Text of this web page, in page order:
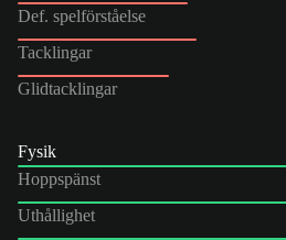
Def. spelförståelse
Tacklingar
Glidtacklingar
Fysik
Hoppspänst
Uthållighet